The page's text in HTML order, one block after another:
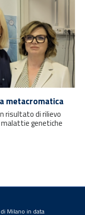
metacromatica
risultato di rilievo
malattie genetiche
Milano in data